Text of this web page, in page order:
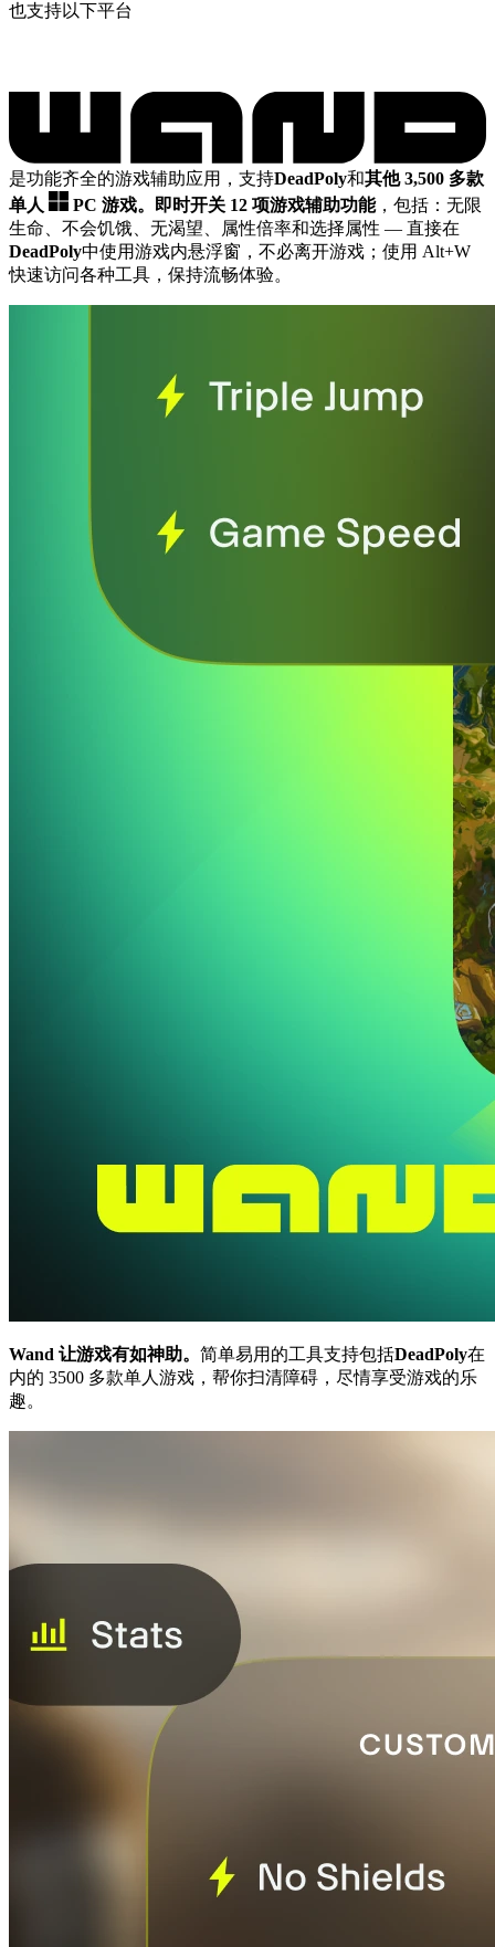
也支持以下平台
是功能齐全的游戏辅助应用，支持DeadPoly和其他 3,500 多款
单人
PC 游戏。 即时开关 12 项游戏辅助功能，包括：无限
生命、不会饥饿、无渴望、属性倍率和选择属性 — 直接在
DeadPoly中使用游戏内悬浮窗，不必离开游戏；使用 Alt+W
快速访问各种工具，保持流畅体验。
Wand 让游戏有如神助。 简单易用的工具支持包括DeadPoly在
内的 3500 多款单人游戏，帮你扫清障碍，尽情享受游戏的乐
趣。